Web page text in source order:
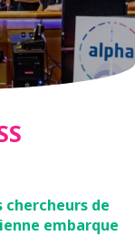
chercheurs de
embarque